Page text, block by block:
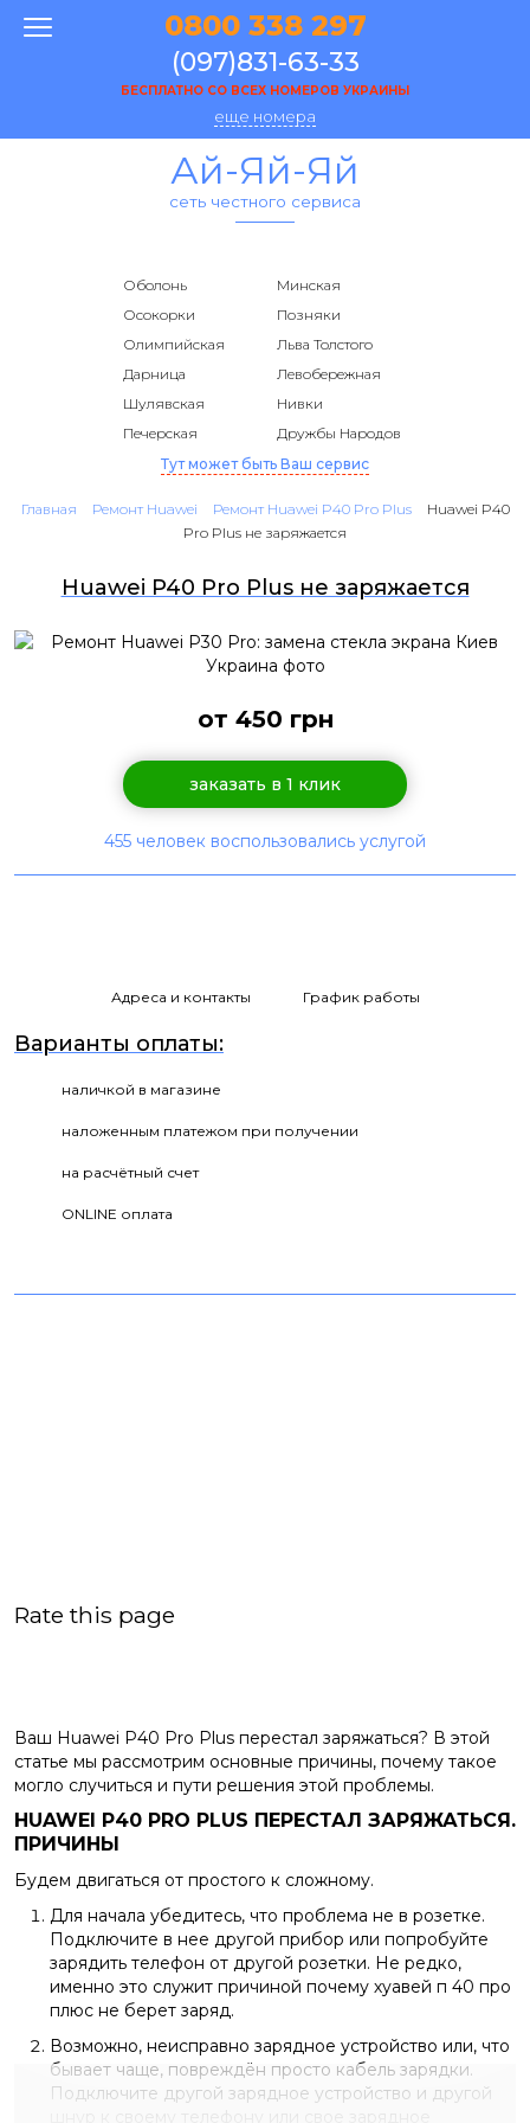
0800 338 297
(097)831-63-33
БЕСПЛАТНО СО ВСЕХ НОМЕРОВ УКРАИНЫ
еще номера
Ай-Яй-Яй
сеть честного сервиса
Оболонь
Минская
Осокорки
Позняки
Олимпийская
Льва Толстого
Дарница
Левобережная
Шулявская
Нивки
Печерская
Дружбы Народов
Тут может быть Ваш сервис
Главная Ремонт Huawei Ремонт Huawei P40 Pro Plus
Huawei P40
Pro Plus не заряжается
Huawei P40 Pro Plus не заряжается
от 450 грн
заказать в 1 клик
455 человек воспользовались услугой
Адреса и контакты График работы
Варианты оплаты:
наличкой в магазине
наложенным платежом при получении
на расчётный счет
ONLINE оплата
Rate this page
Ваш Huawei P40 Pro Plus перестал заряжаться? В этой
статье мы рассмотрим основные причины, почему такое
могло случиться и пути решения этой проблемы.
HUAWEI P40 PRO PLUS ПЕРЕСТАЛ ЗАРЯЖАТЬСЯ.
ПРИЧИНЫ
Будем двигаться от простого к сложному.
Для начала убедитесь, что проблема не в розетке.
Подключите в нее другой прибор или попробуйте
зарядить телефон от другой розетки. Не редко,
именно это служит причиной почему хуавей п 40 про
плюс не берет заряд.
Возможно, неисправно зарядное устройство или, что
бывает чаще, повреждён просто кабель зарядки.
Подключите другой зарядное устройство и другой